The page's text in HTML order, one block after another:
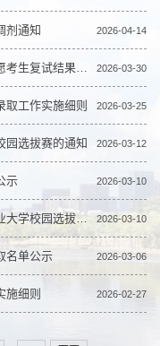
剂通知 2026-04-14
数学学院2026年硕士研究生招生考试一志愿考生复试结果公示 2026-03-30
取工作实施细则 2026-03-25
园选拔赛的通知 2026-03-12
示 2026-03-10
关于2026全国大学生数学建模竞赛合肥工业大学校园选拔的通知 2026-03-10
名单公示 2026-03-06
施细则 2026-02-27